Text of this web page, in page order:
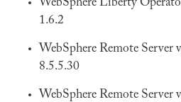
WebSphere Liberty
1.6.2
WebSphere Remote Server
8.5.5.30
WebSphere Remote Server